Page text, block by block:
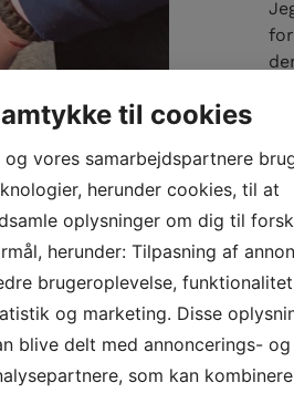
er
til cookies
og vores samarbejdspartnere
herunder cookies, til at
oplysninger om dig til
herunder: Tilpasning af
brugeroplevelse,
og marketing. Disse
blive delt med annoncerings- og
som kan